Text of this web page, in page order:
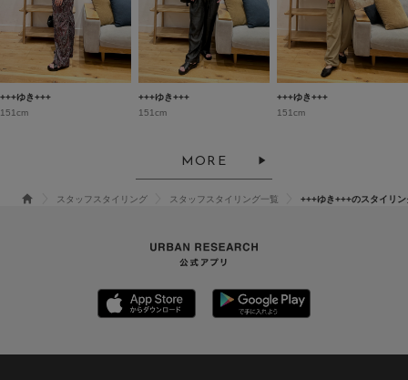
+++ゆき+++
151cm
+++ゆき+++
151cm
+++ゆき+++
151cm
MORE
スタッフスタイリング スタッフスタイリング一覧 +++ゆき+++のスタイリン